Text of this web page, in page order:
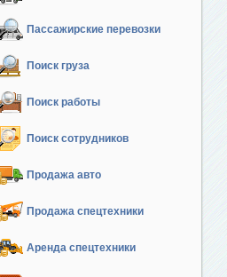
Пассажирские перевозки
Поиск груза
Поиск работы
Поиск сотрудников
Продажа авто
Продажа спецтехники
Аренда спецтехники